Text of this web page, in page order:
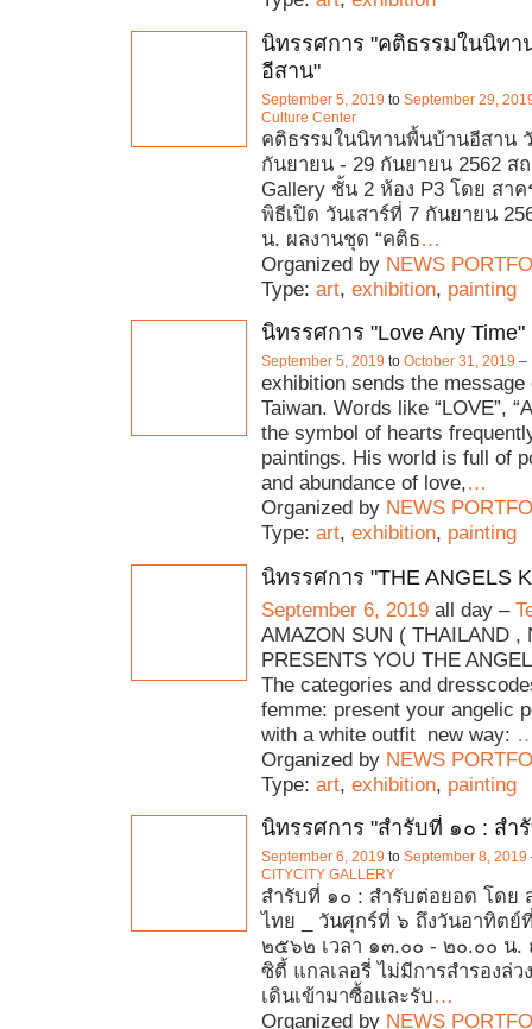
นิทรรศการ "คติธรรมในนิท
อีสาน"
September 5, 2019 to September 29,
Culture Center
คติธรรมในนิทานพื้นบ้านอีสาน
กันยายน - 29 กันยายน 2562 สถ
Gallery ชั้น 2 ห้อง P3 โดย สา
พิธีเปิด วันเสาร์ที่ 7 กันยายน
น. ผลงานชุด “คติธ…
Organized by NEWS
Type: art, exhibition, painting
นิทรรศการ "Love Any Time"
September 5, 2019 to October 31, 2019 –
exhibition sends the message
Taiwan. Words like “LOVE”,
the symbol of hearts
paintings. His world is full of
and abundance of love,…
Organized by NEWS
Type: art, exhibition, painting
นิทรรศการ "THE ANGELS
September 6, 2019 all day –
AMAZON SUN ( THAILAND ,
PRESENTS YOU THE
The categories and
femme: present your angelic
with a white outfit new way:
Organized by NEWS
Type: art, exhibition, painting
นิทรรศการ "สำรับที่ ๑๐ : สำ
September 6, 2019 to September 8, 2019
CITYCITY GALLERY
สำรับที่ ๑๐ : สำรับต่อยอด โดย
ไทย _ วันศุกร์ที่ ๖ ถึงวันอาทิตย์
๒๕๖๒ เวลา ๑๓.๐๐ - ๒๐.๐๐ น.
ซิตี้ แกลเลอรี่ ไม่มีการสำรองล่ว
เดินเข้ามาซื้อและรับ…
Organized by NEWS